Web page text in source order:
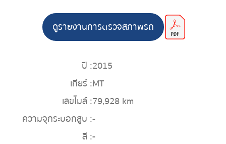
ดูรายงานการตรวจสภาพรถ
ปี :2015
เกียร์ :MT
เลขไมล์ :79,928 km
ความจุกระบอกสูบ :-
สี :-